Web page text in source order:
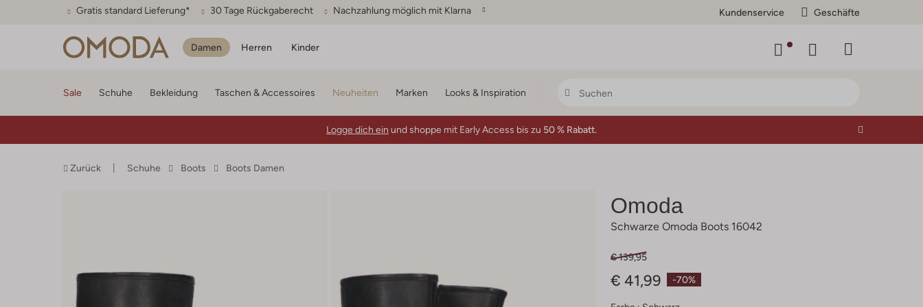
Gratis standard Lieferung* 30 Tage Rückgaberecht Nachzahlung möglich mit Klarna Kundenservice Geschäfte
Damen Herren Kinder
Sale Schuhe Bekleidung Taschen & Accessoires Neuheiten Marken Looks & Inspiration
Logge dich ein und shoppe mit Early Access bis zu 50 % Rabatt.
Zurück Schuhe Boots Boots Damen
Omoda
Schwarze Omoda Boots 16042
-70%
€ 139,95
€ 41,99